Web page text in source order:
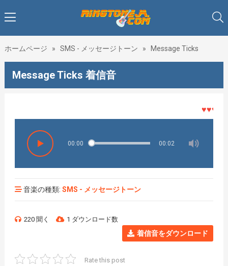
ホームページ » SMS - メッセージトーン » Message Ticks
Message Ticks 着信音
♥♥♥着メ
00:00 00:02
音楽の種類: SMS - メッセージトーン
220 聞く 1 ダウンロード数
着信音をダウンロード
Rate this post